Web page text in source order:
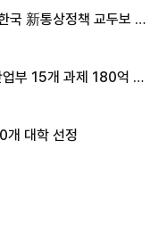
국 新통상정책 교두보 활
부 15개 과제 180억 지
개 대학 선정